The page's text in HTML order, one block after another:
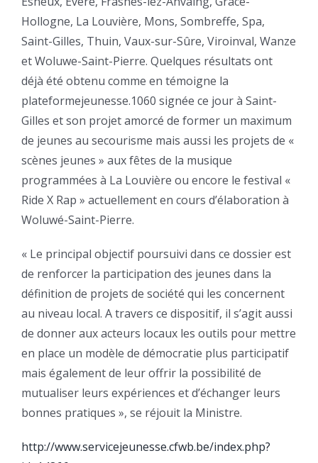
Hollogne, La Louvière, Mons, Sombreffe, Spa,
Saint-Gilles, Thuin, Vaux-sur-Sûre, Viroinval, Wanze
et Woluwe-Saint-Pierre. Quelques résultats ont
déjà été obtenu comme en témoigne la
plateformejeunesse.1060 signée ce jour à Saint-
Gilles et son projet amorcé de former un maximum
de jeunes au secourisme mais aussi les projets de «
scènes jeunes » aux fêtes de la musique
programmées à La Louvière ou encore le festival «
Ride X Rap » actuellement en cours d’élaboration à
Woluwé-Saint-Pierre.
« Le principal objectif poursuivi dans ce dossier est
de renforcer la participation des jeunes dans la
définition de projets de société qui les concernent
au niveau local. A travers ce dispositif, il s’agit aussi
de donner aux acteurs locaux les outils pour mettre
en place un modèle de démocratie plus participatif
mais également de leur offrir la possibilité de
mutualiser leurs expériences et d’échanger leurs
bonnes pratiques », se réjouit la Ministre.
http://www.servicejeunesse.cfwb.be/index.php?